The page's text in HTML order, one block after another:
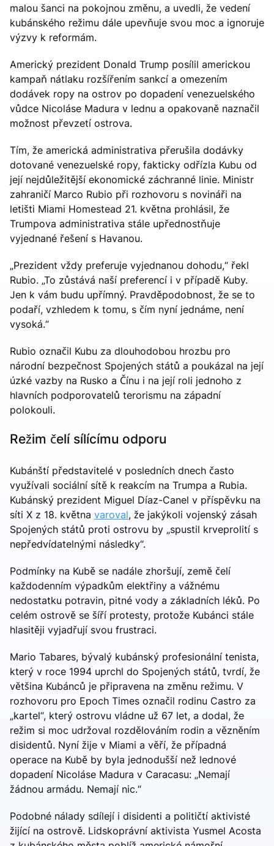
malou šanci na pokojnou změnu, a uvedli, že vedení
kubánského režimu dále upevňuje svou moc a ignoruje
výzvy k reformám.
Americký prezident Donald Trump posílil americkou
kampaň nátlaku rozšířením sankcí a omezením
dodávek ropy na ostrov po dopadení venezuelského
vůdce Nicoláse Madura v lednu a opakovaně naznačil
možnost převzetí ostrova.
Tím, že americká administrativa přerušila dodávky
dotované venezuelské ropy, fakticky odřízla Kubu od
její nejdůležitější ekonomické záchranné linie. Ministr
zahraničí Marco Rubio při rozhovoru s novináři na
letišti Miami Homestead 21. května prohlásil, že
Trumpova administrativa stále upřednostňuje
vyjednané řešení s Havanou.
„Prezident vždy preferuje vyjednanou dohodu,“ řekl
Rubio. „To zůstává naší preferencí i v případě Kuby.
Jen k vám budu upřímný. Pravděpodobnost, že se to
podaří, vzhledem k tomu, s čím nyní jednáme, není
vysoká.“
Rubio označil Kubu za dlouhodobou hrozbu pro
národní bezpečnost Spojených států a poukázal na její
úzké vazby na Rusko a Čínu i na její roli jednoho z
hlavních podporovatelů terorismu na západní
polokouli.
Režim čelí sílícímu odporu
Kubánští představitelé v posledních dnech často
využívali sociální sítě k reakcím na Trumpa a Rubia.
Kubánský prezident Miguel Díaz-Canel v příspěvku na
síti X z 18. května varoval, že jakýkoli vojenský zásah
Spojených států proti ostrovu by „spustil krveprolití s
nepředvídatelnými následky“.
Podmínky na Kubě se nadále zhoršují, země čelí
každodenním výpadkům elektřiny a vážnému
nedostatku potravin, pitné vody a základních léků. Po
celém ostrově se šíří protesty, protože Kubánci stále
hlasitěji vyjadřují svou frustraci.
Mario Tabares, bývalý kubánský profesionální tenista,
který v roce 1994 uprchl do Spojených států, tvrdí, že
většina Kubánců je připravena na změnu režimu. V
rozhovoru pro Epoch Times označil rodinu Castro za
„kartel“, který ostrovu vládne už 67 let, a dodal, že
režim si moc udržoval rozdělováním rodin a vězněním
disidentů. Nyní žije v Miami a věří, že případná
operace na Kubě by byla jednodušší než lednové
dopadení Nicoláse Madura v Caracasu: „Nemají
žádnou armádu. Nemají nic.“
Podobné nálady sdílejí i disidenti a političtí aktivisté
žijící na ostrově. Lidskoprávní aktivista Yusmel Acosta